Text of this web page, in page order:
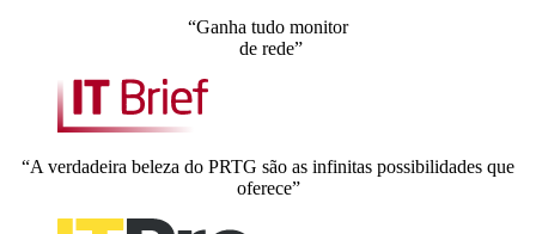
“Ganha tudo monitor
de rede”
“A verdadeira beleza do PRTG são as infinitas possibilidades que
oferece”